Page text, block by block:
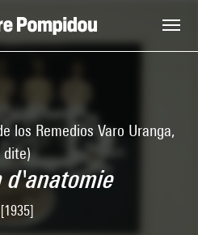
los Remedios Varo Uranga,
dite)
d'anatomie
[1935]